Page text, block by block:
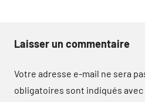
Laisser un commentaire
Votre adresse e-mail ne sera
obligatoires sont indiqués avec